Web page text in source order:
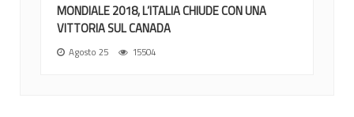
MONDIALE 2018, L’ITALIA CHIUDE CON UNA
VITTORIA SUL CANADA
Agosto 25 15504